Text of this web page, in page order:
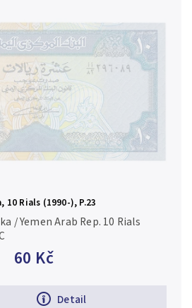
Rials (1990-), P.23
60 Kč
Detail
/ Yemen Arab Rep. 10 Rials